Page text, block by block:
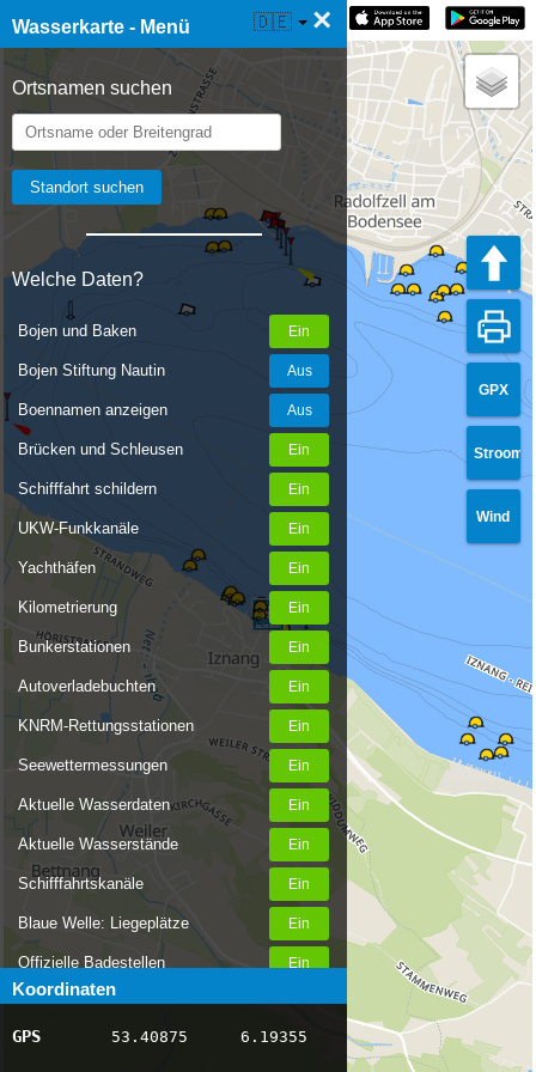
Wasserkarte - Menü ×
Ortsnamen suchen
Welche Daten?
Bojen und Baken
Bojen Stiftung Nautin
Boennamen anzeigen
Brücken und Schleusen
Schifffahrt schildern
UKW-Funkkanäle
Yachthäfen
Kilometrierung
Bunkerstationen
Autoverladebuchten
KNRM-Rettungsstationen
Seewettermessungen
Aktuelle Wasserdaten
Aktuelle Wasserstände
Schifffahrtskanäle
Blaue Welle: Liegeplätze
Offizielle Badestellen
Nachrichten Binnenschifffahrt
AIS-Schiffspositionen
Koordinaten
GPS 53.40875 6.19355
☰ Wasserkarte Live 🇩🇪
GPX
Stroom
Wind